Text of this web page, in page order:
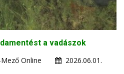
a vadászok
Online
2026.06.01.